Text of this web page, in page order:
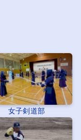
女子剣道部